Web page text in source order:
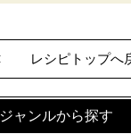
レシピトップへ
ジャンルから探す